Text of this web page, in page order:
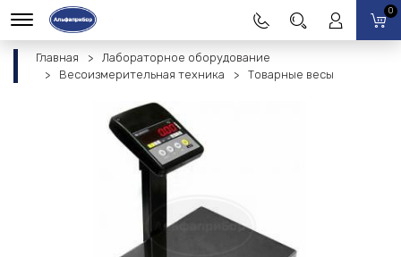
0
Главная
Лабораторное оборудование
Весоизмерительная техника
Товарные весы